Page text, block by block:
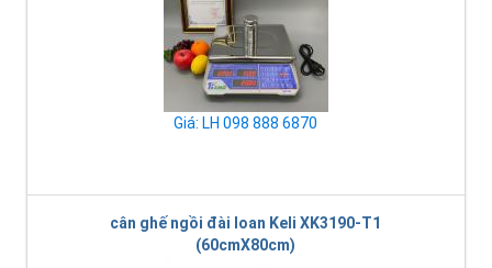
Giá: LH 098 888 6870
cân ghế ngồi đài loan Keli XK3190-T1
(60cmX80cm)